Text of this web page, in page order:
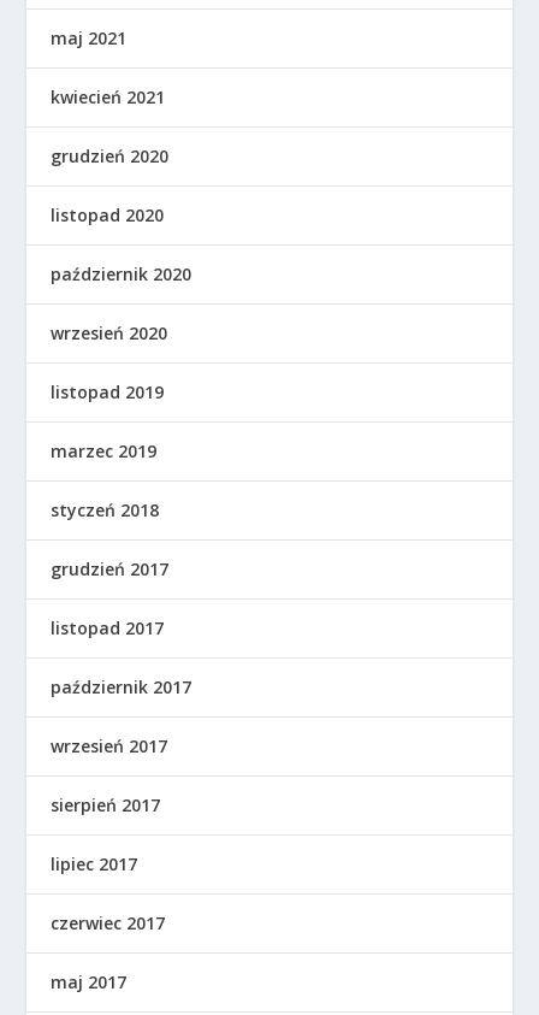
maj 2021
kwiecień 2021
grudzień 2020
listopad 2020
październik 2020
wrzesień 2020
listopad 2019
marzec 2019
styczeń 2018
grudzień 2017
listopad 2017
październik 2017
wrzesień 2017
sierpień 2017
lipiec 2017
czerwiec 2017
maj 2017